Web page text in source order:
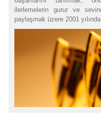
ilerlemelerin gurur ve
paylaşmak üzere 2001